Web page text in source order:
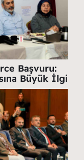
Başvuru:
Büyük İlgi